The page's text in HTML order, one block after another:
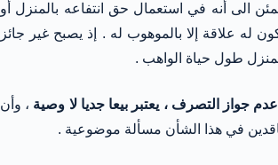
الى أنه في استعمال حق انتفاعه بالمنزل أو
له علاقة إلا بالموهوب له . إذ يصبح غير جائز
طول حياة الواهب .
جواز التصرف ، يعتبر بيعا جديا لا وصية ، وأن
في هذا الشأن مسألة موضوعية .